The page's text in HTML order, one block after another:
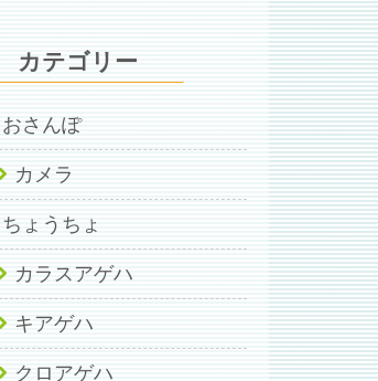
カテゴリー
おさんぽ
カメラ
ちょうちょ
カラスアゲハ
キアゲハ
クロアゲハ